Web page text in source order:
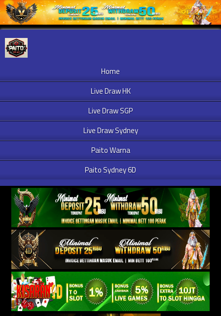
Home
Live Draw HK
Live Draw SGP
Live Draw Sydney
Paito Warna
Paito Sydney 6D